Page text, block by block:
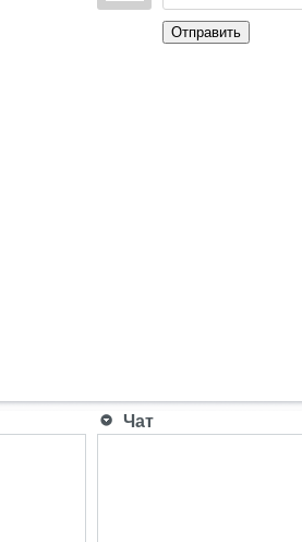
Отправить
Чат